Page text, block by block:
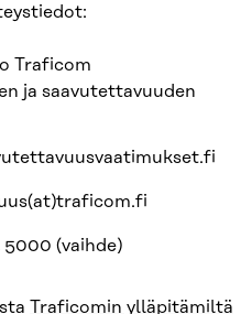
Traficom
ja saavutettavuuden
(vaihde)
Traficomin ylläpitämiltä